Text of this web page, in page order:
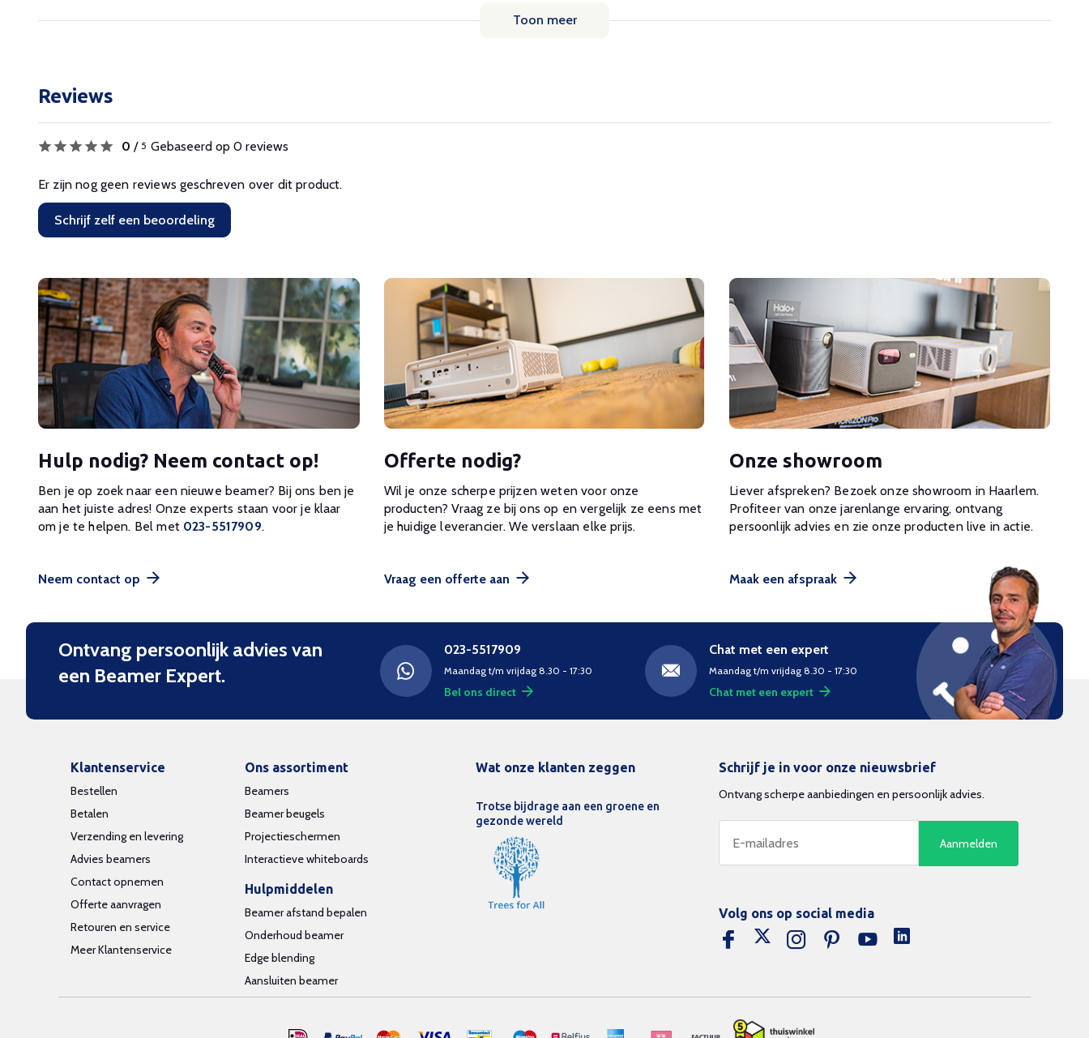
Toon meer
Reviews
0 / 5 Gebaseerd op 0 reviews
Er zijn nog geen reviews geschreven over dit product.
Schrijf zelf een beoordeling
Hulp nodig? Neem contact op!
Ben je op zoek naar een nieuwe beamer? Bij ons ben je
aan het juiste adres! Onze experts staan voor je klaar
om je te helpen. Bel met 023-5517909.
Neem contact op
Offerte nodig?
Wil je onze scherpe prijzen weten voor onze
producten? Vraag ze bij ons op en vergelijk ze eens met
je huidige leverancier. We verslaan elke prijs.
Vraag een offerte aan
Onze showroom
Liever afspreken? Bezoek onze showroom in Haarlem.
Profiteer van onze jarenlange ervaring, ontvang
persoonlijk advies en zie onze producten live in actie.
Maak een afspraak
Ontvang persoonlijk advies van
een Beamer Expert.
023-5517909
Maandag t/m vrijdag 8.30 - 17:30
Bel ons direct
Chat met een expert
Maandag t/m vrijdag 8.30 - 17:30
Chat met een expert
Klantenservice
Bestellen
Betalen
Verzending en levering
Advies beamers
Contact opnemen
Offerte aanvragen
Retouren en service
Meer Klantenservice
Ons assortiment
Beamers
Beamer beugels
Projectieschermen
Interactieve whiteboards
Hulpmiddelen
Beamer afstand bepalen
Onderhoud beamer
Edge blending
Aansluiten beamer
Wat onze klanten zeggen
Trotse bijdrage aan een groene en
gezonde wereld
Schrijf je in voor onze nieuwsbrief
Ontvang scherpe aanbiedingen en persoonlijk advies.
Aanmelden
Volg ons op social media